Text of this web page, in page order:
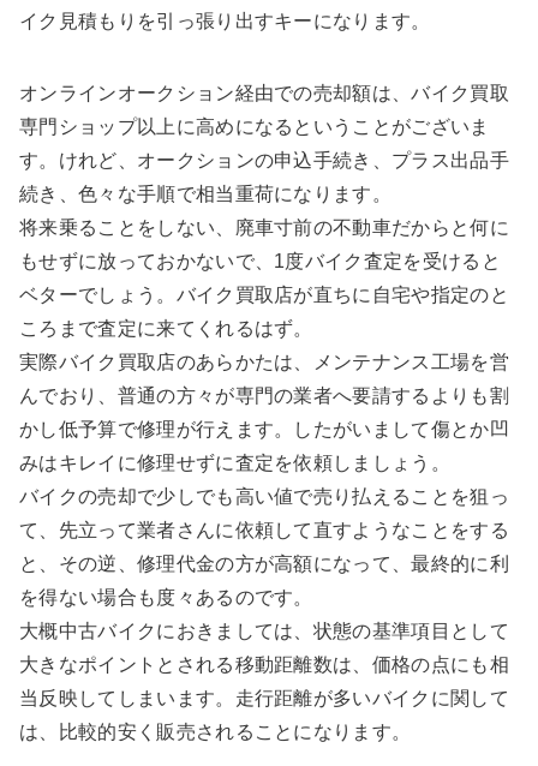
イク見積もりを引っ張り出すキーになります。
オンラインオークション経由での売却額は、バイク買取
専門ショップ以上に高めになるということがございま
す。けれど、オークションの申込手続き、プラス出品手
続き、色々な手順で相当重荷になります。
将来乗ることをしない、廃車寸前の不動車だからと何に
もせずに放っておかないで、1度バイク査定を受けると
ベターでしょう。バイク買取店が直ちに自宅や指定のと
ころまで査定に来てくれるはず。
実際バイク買取店のあらかたは、メンテナンス工場を営
んでおり、普通の方々が専門の業者へ要請するよりも割
かし低予算で修理が行えます。したがいまして傷とか凹
みはキレイに修理せずに査定を依頼しましょう。
バイクの売却で少しでも高い値で売り払えることを狙っ
て、先立って業者さんに依頼して直すようなことをする
と、その逆、修理代金の方が高額になって、最終的に利
を得ない場合も度々あるのです。
大概中古バイクにおきましては、状態の基準項目として
大きなポイントとされる移動距離数は、価格の点にも相
当反映してしまいます。走行距離が多いバイクに関して
は、比較的安く販売されることになります。